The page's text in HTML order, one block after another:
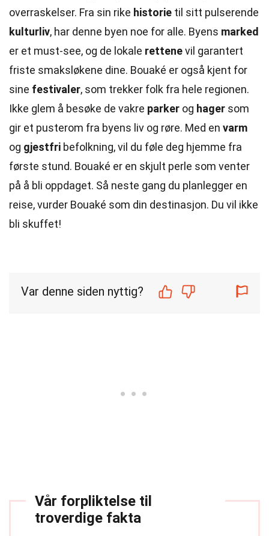
overraskelser. Fra sin rike historie til sitt pulserende
kulturliv, har denne byen noe for alle. Byens marked
er et must-see, og de lokale rettenevil garantert
friste smaksløkene dine. Bouaké er også kjent for
sine festivaler, som trekker folk fra hele regionen.
Ikke glem å besøke de vakre parker og hager som
gir et pusterom fra byens liv og røre. Med en varm
og gjestfri befolkning, vil du føle deg hjemme fra
første stund. Bouaké er en skjult perle som venter
på å bli oppdaget. Så neste gang du planlegger en
reise, vurder Bouaké som din destinasjon. Du vil ikke
bli skuffet!
Var denne siden nyttig?
Vår forpliktelse til
troverdige fakta